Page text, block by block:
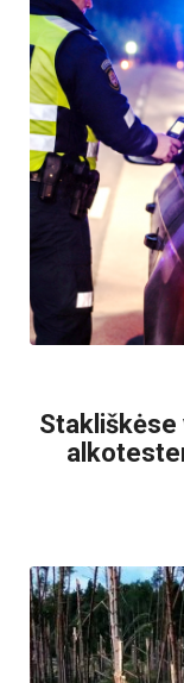
Stakliškėse